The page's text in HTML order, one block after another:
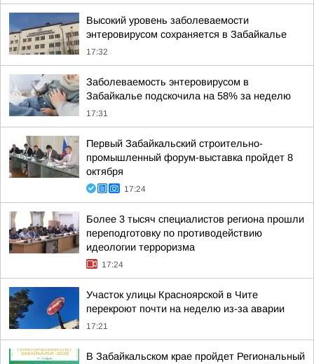
Высокий уровень заболеваемости
энтеровирусом сохраняется в Забайкалье
17:32
Заболеваемость энтеровирусом в
Забайкалье подскочила на 58% за неделю
17:31
Первый Забайкальский строительно-
промышленный форум-выставка пройдет 8
октября
17:24
Более 3 тысяч специалистов региона прошли
переподготовку по противодействию
идеологии терроризма
17:24
Участок улицы Красноярской в Чите
перекроют почти на неделю из-за аварии
17:21
В Забайкальском крае пройдет Региональный